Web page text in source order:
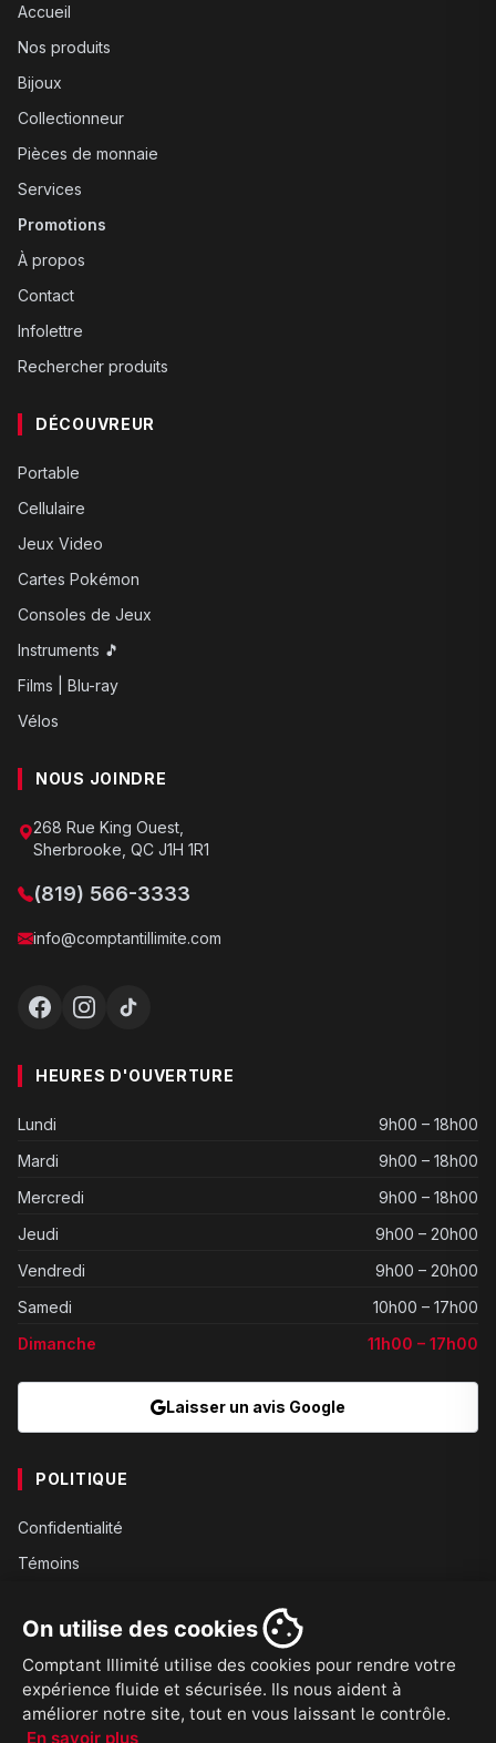
On utilise des cookies
Comptant Illimité utilise des cookies pour rendre votre
expérience fluide et sécurisée. Ils nous aident à
améliorer notre site, tout en vous laissant le contrôle.
En savoir plus
Accueil
Nos produits
Bijoux
Collectionneur
Pièces de monnaie
Services
Promotions
À propos
Contact
Infolettre
Rechercher produits
DÉCOUVREUR
Portable
Cellulaire
Jeux Video
Cartes Pokémon
Consoles de Jeux
Instruments 🎵
Films | Blu-ray
Vélos
NOUS JOINDRE
268 Rue King Ouest,
Sherbrooke, QC J1H 1R1
(819) 566-3333
info@comptantillimite.com
HEURES D'OUVERTURE
Lundi
9h00 – 18h00
Mardi
9h00 – 18h00
Mercredi
9h00 – 18h00
Jeudi
9h00 – 20h00
Vendredi
9h00 – 20h00
Samedi
10h00 – 17h00
Dimanche
11h00 – 17h00
Laisser un avis Google
POLITIQUE
Confidentialité
Témoins
Conditions
Expédition
Retours